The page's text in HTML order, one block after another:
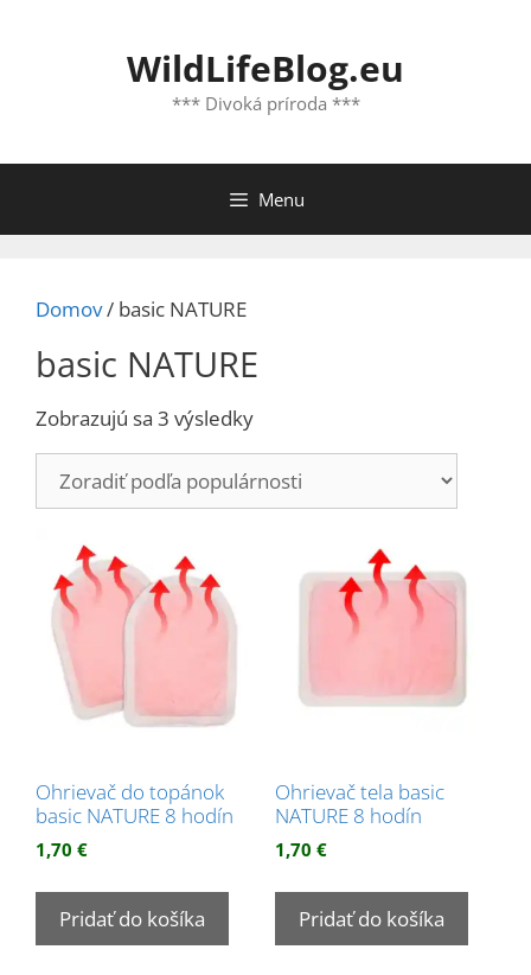
WildLifeBlog.eu
*** Divoká príroda ***
Menu
Domov/ basic NATURE
basic NATURE
Zobrazujú sa 3 výsledkyZoradené
podľa
popularity
Ohrievač do topánok
basic NATURE 8 hodín
1,70 €
Pridať do košíka
Ohrievač tela basic
NATURE 8 hodín
1,70 €
Pridať do košíka